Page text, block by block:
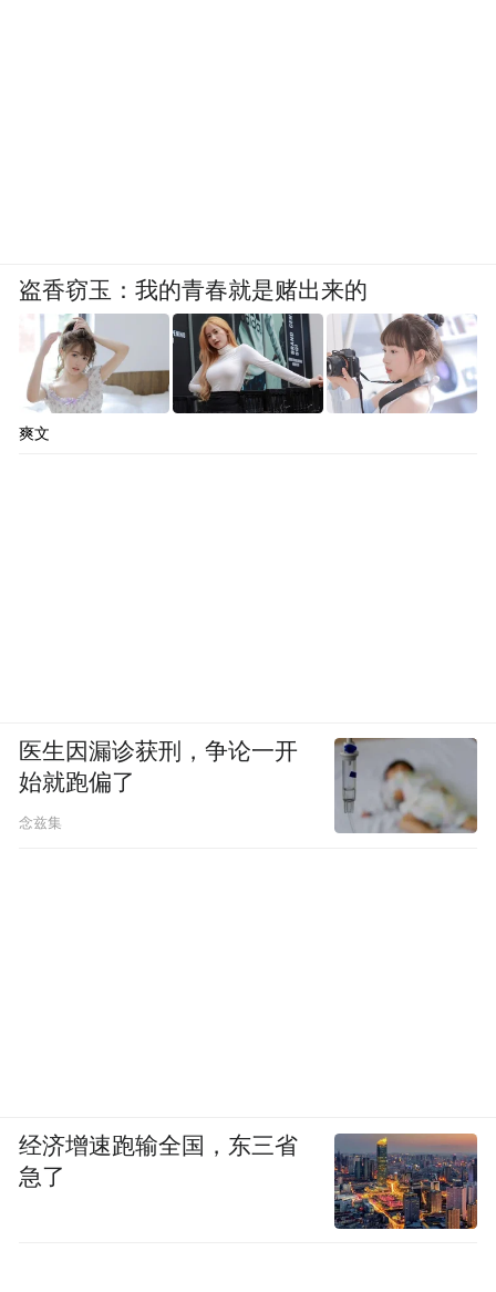
盗香窃玉：我的青春就是赌出来的
爽文
医生因漏诊获刑，争论一开
始就跑偏了
念兹集
经济增速跑输全国，东三省
急了